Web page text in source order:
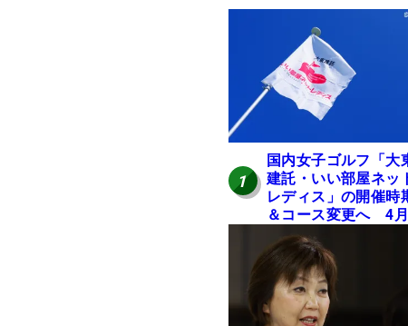
1
国内女子ゴルフ「大
建託・いい部屋ネッ
レディス」の開催時
＆コース変更へ 4月
岐阜で開催